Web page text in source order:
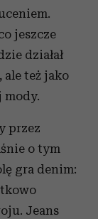
jeszcze
działał
też jako
mody.
przez
o tym
gra denim:
Jeans